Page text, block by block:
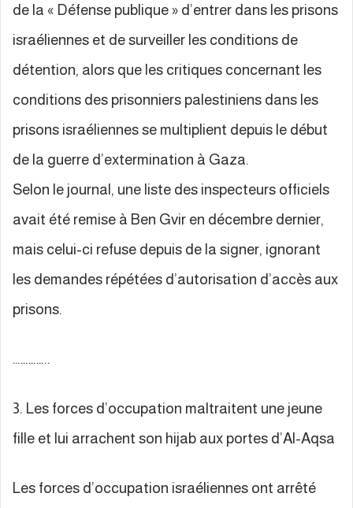
de la « Défense publique » d’entrer dans les prisons
israéliennes et de surveiller les conditions de
détention, alors que les critiques concernant les
conditions des prisonniers palestiniens dans les
prisons israéliennes se multiplient depuis le début
de la guerre d’extermination à Gaza.
Selon le journal, une liste des inspecteurs officiels
avait été remise à Ben Gvir en décembre dernier,
mais celui-ci refuse depuis de la signer, ignorant
les demandes répétées d’autorisation d’accès aux
prisons.
…………..
3. Les forces d’occupation maltraitent une jeune
fille et lui arrachent son hijab aux portes d’Al-Aqsa
Les forces d’occupation israéliennes ont arrêté